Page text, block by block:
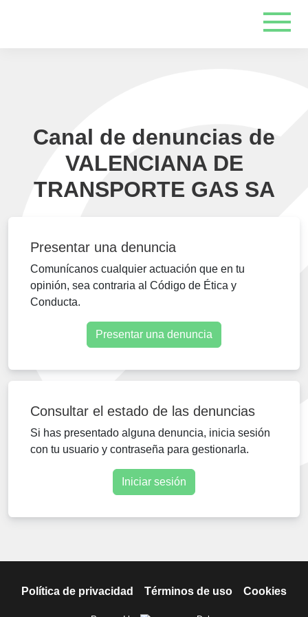
Canal de denuncias de
VALENCIANA DE
TRANSPORTE GAS SA
Presentar una denuncia
Comunícanos cualquier actuación que en tu
opinión, sea contraria al Código de Ética y
Conducta.
Presentar una denuncia
Consultar el estado de las denuncias
Si has presentado alguna denuncia, inicia sesión
con tu usuario y contraseña para gestionarla.
Iniciar sesión
Política de privacidad Términos de uso Cookies